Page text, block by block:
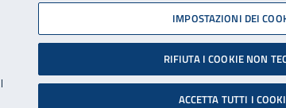
06 45539607
Accessibilità
IMPOSTAZIONI DEI
RIFIUTA I COOKIE NON
ACCETTA TUTTI I